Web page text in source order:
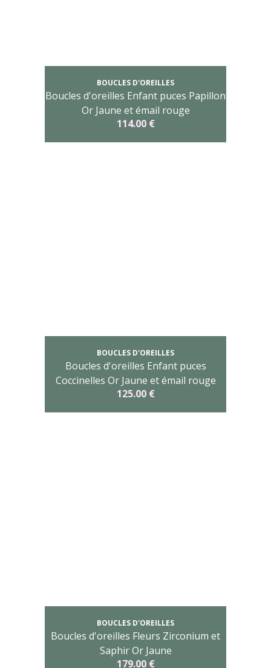
BOUCLES D'OREILLES
Boucles d'oreilles Enfant puces Papillon
Or Jaune et émail rouge
114.00 €
BOUCLES D'OREILLES
Boucles d'oreilles Enfant puces
Coccinelles Or Jaune et émail rouge
125.00 €
BOUCLES D'OREILLES
Boucles d'oreilles Fleurs Zirconium et
Saphir Or Jaune
179.00 €